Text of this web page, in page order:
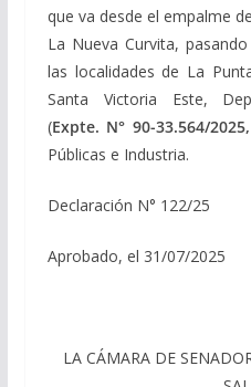
que va desde el empalme
La Nueva Curvita,
las localidades de La
Santa Victoria Este,
(Expte. N° 90-33.564/2025,
Públicas e Industria.
Declaración N° 122/25
Aprobado, el 31/07/2025
LA CÁMARA DE